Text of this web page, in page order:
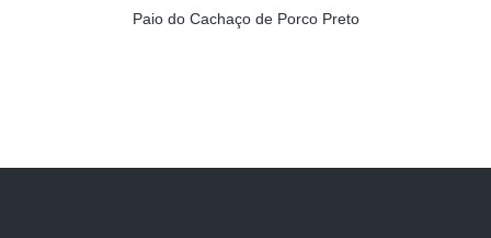
Paio do Cachaço de Porco Preto